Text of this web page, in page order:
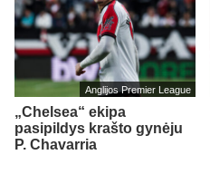
Anglijos Premier League
„Chelsea“ ekipa
pasipildys krašto gynėju
P. Chavarria